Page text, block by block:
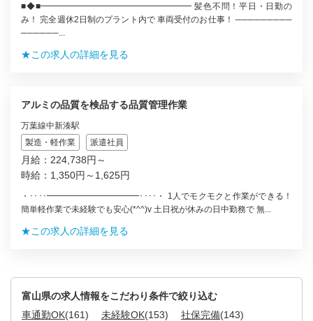
■◆■━━━━━━━━━━━━━━━━━━ 髪色不問！平日・日勤の
み！ 完全週休2日制のプラント内で 車両受付のお仕事！ ─────────
──────...
★この求人の詳細を見る
アルミの品質を検品する品質管理作業
万葉線中新湊駅
製造・軽作業
派遣社員
月給：224,738円～
時給：1,350円～1,625円
・････━━━━━━━━━━━････・ 1人でモクモクと作業ができる！
簡単軽作業で未経験でも安心(*^^)v 土日祝が休みの日中勤務で 無...
★この求人の詳細を見る
富山県の求人情報をこだわり条件で絞り込む
車通勤OK(161) 未経験OK(153) 社保完備(143)